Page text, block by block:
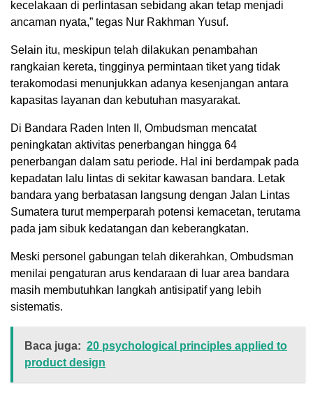
kecelakaan di perlintasan sebidang akan tetap menjadi
ancaman nyata,” tegas Nur Rakhman Yusuf.
Selain itu, meskipun telah dilakukan penambahan
rangkaian kereta, tingginya permintaan tiket yang tidak
terakomodasi menunjukkan adanya kesenjangan antara
kapasitas layanan dan kebutuhan masyarakat.
Di Bandara Raden Inten II, Ombudsman mencatat
peningkatan aktivitas penerbangan hingga 64
penerbangan dalam satu periode. Hal ini berdampak pada
kepadatan lalu lintas di sekitar kawasan bandara. Letak
bandara yang berbatasan langsung dengan Jalan Lintas
Sumatera turut memperparah potensi kemacetan, terutama
pada jam sibuk kedatangan dan keberangkatan.
Meski personel gabungan telah dikerahkan, Ombudsman
menilai pengaturan arus kendaraan di luar area bandara
masih membutuhkan langkah antisipatif yang lebih
sistematis.
Baca juga: 20 psychological principles applied to
product design